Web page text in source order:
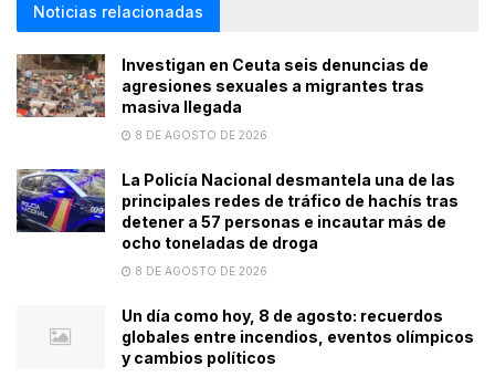
Noticias relacionadas
Investigan en Ceuta seis denuncias de
agresiones sexuales a migrantes tras
masiva llegada
8 DE AGOSTO DE 2026
La Policía Nacional desmantela una de las
principales redes de tráfico de hachís tras
detener a 57 personas e incautar más de
ocho toneladas de droga
8 DE AGOSTO DE 2026
Un día como hoy, 8 de agosto: recuerdos
globales entre incendios, eventos olímpicos
y cambios políticos